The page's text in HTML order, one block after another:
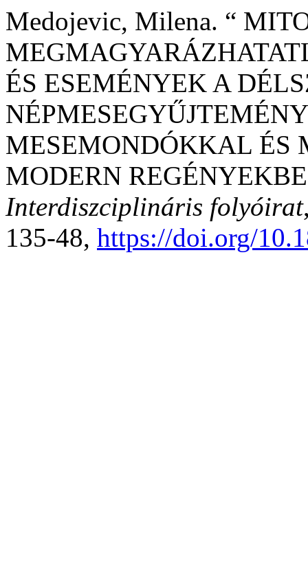
Medojevic, Milena. “
ÉS ESEMÉNYEK A
MESEMONDÓKKAL ÉS
MODERN
Interdiszciplináris folyóirat
135-48, https://doi.org/